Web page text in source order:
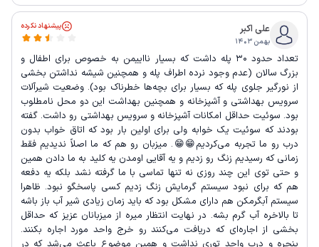
علی اکبر
بهمن ۱۴۰۳
پیشنهاد نکرده
تعداد حدود ۳۰ پله داشت که بسیار نااییمن به خصوص برای اطفال و
بزرگ سالان (عدم وجود نرده اطراف پله و همچنین شیشه نداشتن بخشی
از نورگیر جلوی پله که بسیار برای بچه‌ها خطرناک بود). وضعیت شیرآلات
سرویس بهداشتی و آشپزخانه و همچنین بهداشت این دو محل نامطلوب
بود. سوئیت حداقل امکانات آشپزخانه و سرویس بهداشتی رو داشت. گفته
بودند که سوئیت یک خوابه ولی برای اولین بار بود که اتاق خواب بدون
درب رو ما تجربه می‌کردیم😁😁. میزبان رو هم که ما اصلاً ندیدیم فقط
زمانی که رسیدیم زنگ رو زدیم و یه آقایی اومدن یه کلید به ما دادن همین
و حتی توی این چند روزی نه تنها تماسی با ما گرفته نشد بلکه یه دفعه
هم که برای نبود سیستم گرمایش زنگ زدیم کسی پاسخگو نبود. ظاهرا
سیستم آبگرمکن هم دارای مشکل بود که باید زمان زیادی شیر آب باز باشه
تا بالاخره آب گرم بشه. در نهایت انتظار میره از میزبانان عزیز که حداقل
بخشی از اجاره‌ای که دریافت می‌کنند رو خرج واحد مورد اجاره بکنند.